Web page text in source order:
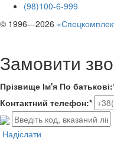
(98)100-6-999
© 1996—2026
Замовити
Прізвище Ім'я По
Контактний телефон:*
Надіслати